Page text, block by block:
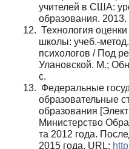
учи­телей в США:
образования.
Технология
школы: учеб.-
психологов / Под
Улановской. М.;
с.
Федеральные
образовательные
образования
Министерство
та 2012 года.
2015 года. URL: